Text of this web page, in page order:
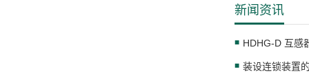
新闻资讯
HDHG-D 互感
装设连锁装置